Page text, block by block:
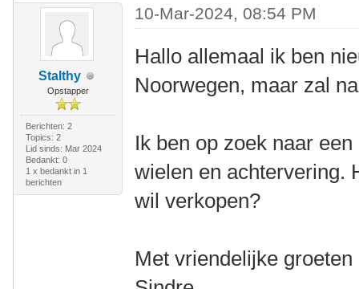
Stalthy
Opstapper
Berichten: 2
Topics: 2
Lid sinds: Mar 2024
Bedankt: 0
1 x bedankt in 1
berichten
10-Mar-2024, 08:54 PM
Hallo allemaal ik ben
Noorwegen, maar zal
Ik ben op zoek naar
wielen en achtervering.
wil verkopen?
Met vriendelijke groeten